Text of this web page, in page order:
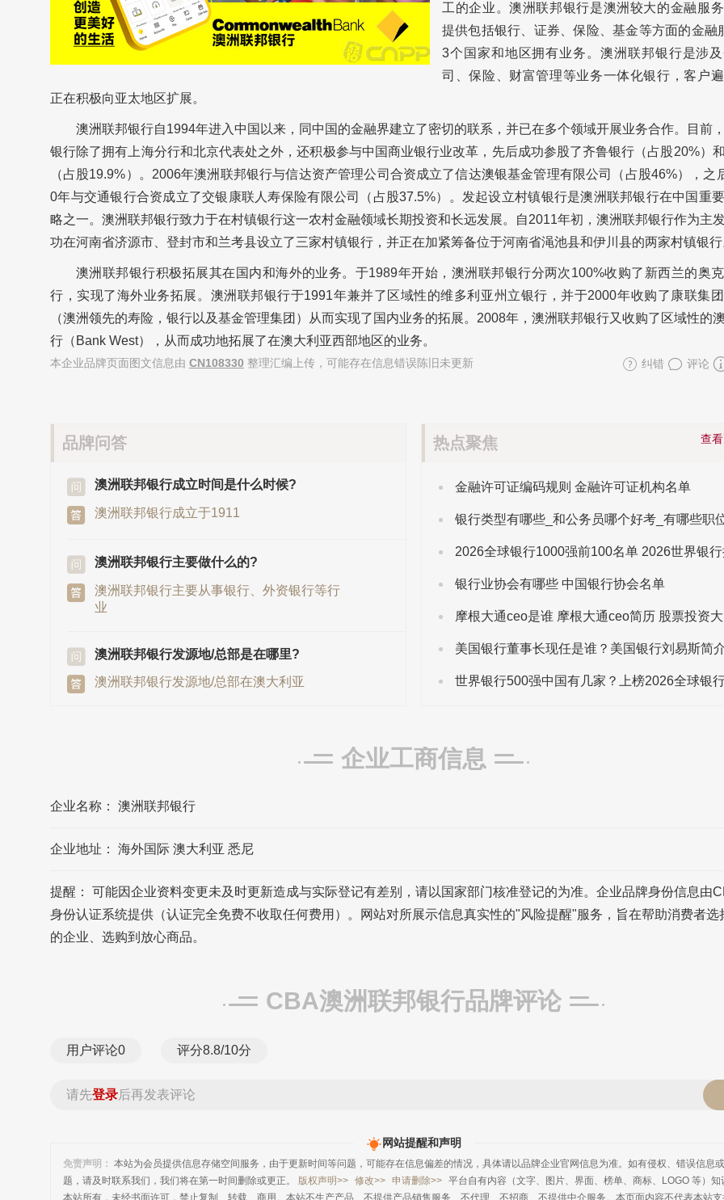
工的企业。澳洲联邦银行是澳洲较大的金融服
提供包括银行、证券、保险、基金等方面的金融
3个国家和地区拥有业务。澳洲联邦银行是涉
司、保险、财富管理等业务一体化银行，客户
正在积极向亚太地区扩展。
澳洲联邦银行自1994年进入中国以来，同中国的金融界建立了密切的联系，并已在多个领域开展业务合作。目前
银行除了拥有上海分行和北京代表处之外，还积极参与中国商业银行业改革，先后成功参股了齐鲁银行（占股20%）
（占股19.9%）。2006年澳洲联邦银行与信达资产管理公司合资成立了信达澳银基金管理有限公司（占股46%），之
0年与交通银行合资成立了交银康联人寿保险有限公司（占股37.5%）。发起设立村镇银行是澳洲联邦银行在中国重
略之一。 澳洲联邦银行致力于在村镇银行这一农村金融领域长期投资和长远发展。自2011年初，澳洲联邦银行作为主
功在河南省济源市、登封市和兰考县设立了三家村镇银行，并正在加紧筹备位于河南省渑池县和伊川县的两家村镇银
澳洲联邦银行积极拓展其在国内和海外的业务。于1989年开始， 澳洲联邦银行分两次100%收购了新西兰的奥
行，实现了海外业务拓展。 澳洲联邦银行于1991年兼并了区域性的维多利亚州立银行，并于2000年收购了康联集
（澳洲领先的寿险，银行以及基金管理集团）从而实现了国内业务的拓展。2008年， 澳洲联邦银行又收购了区域性的
行（Bank West），从而成功地拓展了在澳大利亚西部地区的业务。
本企业品牌页面图文信息由 CN108330 整理汇编上传，可能存在信息错误陈旧未更新 纠错 评论
品牌问答
澳洲联邦银行成立时间是什么时候?
澳洲联邦银行成立于1911
澳洲联邦银行主要做什么的?
澳洲联邦银行主要从事银行、外资银行等行
业
澳洲联邦银行发源地/总部是在哪里?
澳洲联邦银行发源地/总部在澳大利亚
澳洲联邦银行的企业所在地位于海外国际 澳
查
热点聚焦
金融许可证编码规则 金融许可证机构名单
银行业协会有哪些 中国银行协会名单
企业工商信息
企业名称： 澳洲联邦银行
企业地址： 海外国际 澳大利亚 悉尼
提醒： 可能因企业资料变更未及时更新造成与实际登记有差别，请以国家部门核准登记的为准。企业品牌身份信息由
身份认证系统提供（认证完全免费不收取任何费用）。网站对所展示信息真实性的"风险提醒"服务，旨在帮助消费者选
的企业、选购到放心商品。
CBA澳洲联邦银行品牌评论
用户评论0 评分8.8/10分
请先登录后再发表评论
网站提醒和声明
免责声明： 本站为会员提供信息存储空间服务，由于更新时间等问题，可能存在信息偏差的情况，具体请以品牌企业官网信息为准。如有侵权、错误信息
题，请及时联系我们，我们将在第一时间删除或更正。
版权声明>> 修改>> 申请删除>> 平台自有内容（文字、图片、界面、榜单、商标、LOGO 等）知